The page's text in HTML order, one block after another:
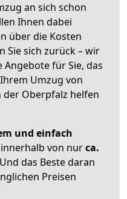
an sich schon
Ihnen dabei
über die Kosten
Sie sich zurück – wir
für Sie, das
Umzug von
der Oberpfalz helfen
und einfach
von nurca.
das Beste daran
Preisen